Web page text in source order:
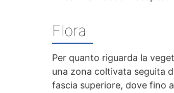
Flora
Per quanto riguarda la
una zona coltivata seguita
fascia superiore, dove fino